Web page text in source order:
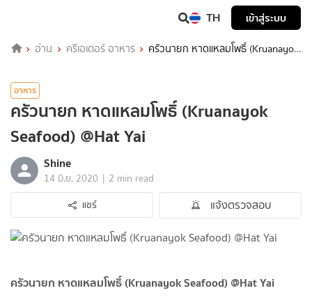
TH เข้าสู่ระบบ
อ่าน ครีเอเตอร์ อาหาร
ครัวนายก หาดแหลมโพธิ์ (Kruanayok
อาหาร
ครัวนายก หาดแหลมโพธิ์ (Kruanayok
Seafood)​ @Hat​ Yai​
Shine
14 มิ.ย. 2020 | 2 min read
แชร์
แจ้งตรวจสอบ
ครัวนายก หาดแหลมโพธิ์ (Kruanayok Seafood)​ @Hat​ Yai​